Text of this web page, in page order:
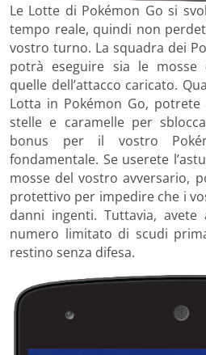
Le Lotte di Pokémon Go si
tempo reale, quindi non
vostro turno. La squadra dei
potrà eseguire sia le mosse
quelle dell’attacco caricato.
Lotta in Pokémon Go,
stelle e caramelle per
bonus per il vostro
fondamentale. Se userete
mosse del vostro avversario,
protettivo per impedire che i
danni ingenti. Tuttavia,
numero limitato di scudi
restino senza difesa.